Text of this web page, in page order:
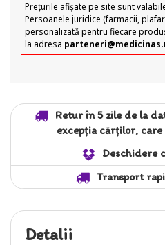
Prețurile afișate pe site sunt
Persoanele juridice (farmacii,
personalizată pentru fiecare
la adresa
Retur în 5 zile de la
excepția cărților,
Deschidere
Transport
Detalii